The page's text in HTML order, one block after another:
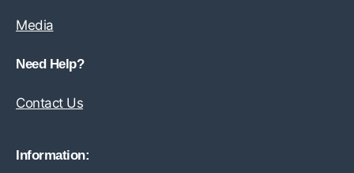
Media
Need Help?
Contact Us
Information: